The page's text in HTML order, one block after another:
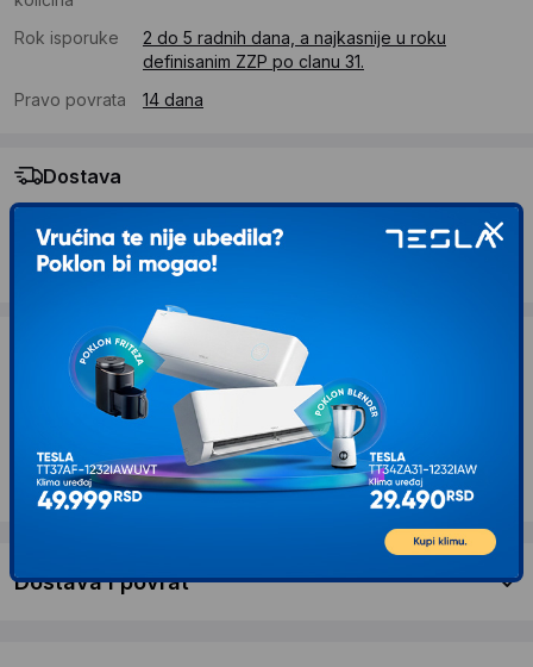
Rok isporuke
2 do 5 radnih dana, a najkasnije u roku
definisanim ZZP po clanu 31.
Pravo povrata
14 dana
Dostava
Standardna dostava se očekuje u roku od 2 do 5 radnih
dana
Troskovi dostave 690 RSD
Želite li ponudu za firmu?
Kontaktirajte nas
Opis proizvoda BBO Kolica za bebe
U8SLATTE MEGAMOVE
Dostava i povrat